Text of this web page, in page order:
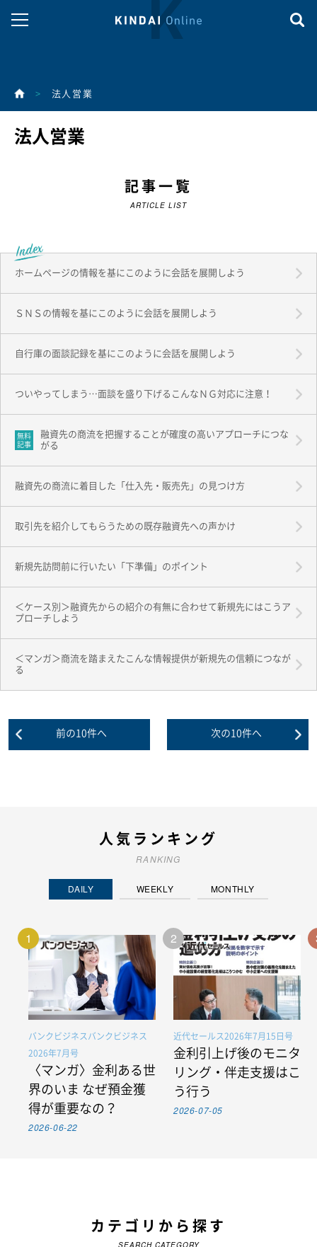
> 法人営業
法人営業
記事一覧
ARTICLE LIST
ホームページの情報を基にこのように会話を展開しよう
ＳＮＳの情報を基にこのように会話を展開しよう
自行庫の面談記録を基にこのように会話を展開しよう
ついやってしまう…面談を盛り下げるこんなＮＧ対応に注意！
無料
記事
融資先の商流を把握することが確度の高いアプローチにつな
がる
融資先の商流に着目した「仕入先・販売先」の見つけ方
取引先を紹介してもらうための既存融資先への声かけ
新規先訪問前に行いたい「下準備」のポイント
＜ケース別＞融資先からの紹介の有無に合わせて新規先にはこうア
プローチしよう
＜マンガ＞商流を踏まえたこんな情報提供が新規先の信頼につなが
る
人気ランキング
RANKING
DAILY WEEKLY MONTHLY
1
バンクビジネスバンクビジネス
2026年7月号
〈マンガ〉金利ある世
界のいま なぜ預金獲
得が重要なの？
2026-06-22
2
近代セールス2026年7月15日号
金利引上げ後のモニタ
リング・伴走支援はこ
う行う
2026-07-05
カテゴリから探す
SEARCH CATEGORY